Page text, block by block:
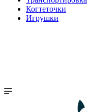
Когтеточки
Игрушки